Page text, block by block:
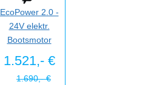
EcoPower 2.0 -
24V elektr.
Bootsmotor
1.521,- €
1.690,- €